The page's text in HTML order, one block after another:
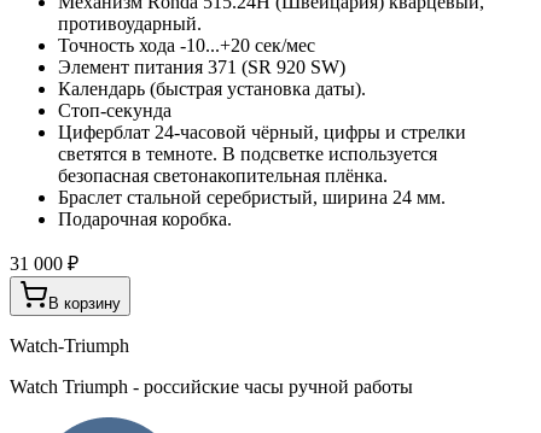
противоударный.
Точность хода -10...+20 сек/мес
Элемент питания 371 (SR 920 SW)
Календарь (быстрая установка даты).
Стоп-секунда
Циферблат 24-часовой чёрный, цифры и стрелки
светятся в темноте. В подсветке используется
безопасная светонакопительная плёнка.
Браслет стальной серебристый, ширина 24 мм.
Подарочная коробка.
31 000 ₽
В корзину
Watch-Triumph
Watch Triumph - российские часы ручной работы